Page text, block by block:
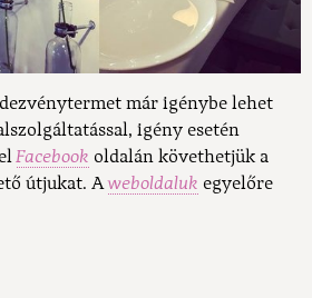
már igénybe lehet
igény esetén
Facebook oldalán követhetjük a
útjukat. Aweboldaluk egyelőre